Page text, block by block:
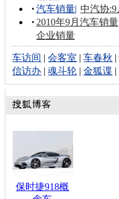
汽车销量| 中汽协
2010年9月汽车销量
企业销量
车访间 |会客室 |车春秋 |
信访办 |魂斗轮 |金狐谍 |
保时捷918概